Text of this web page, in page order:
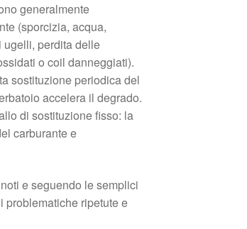
generalmente
(sporcizia, acqua,
ugelli, perdita delle
o coil danneggiati).
sostituzione periodica del
accelera il degrado.
di sostituzione fisso: la
carburante e
e seguendo le semplici
problematiche ripetute e